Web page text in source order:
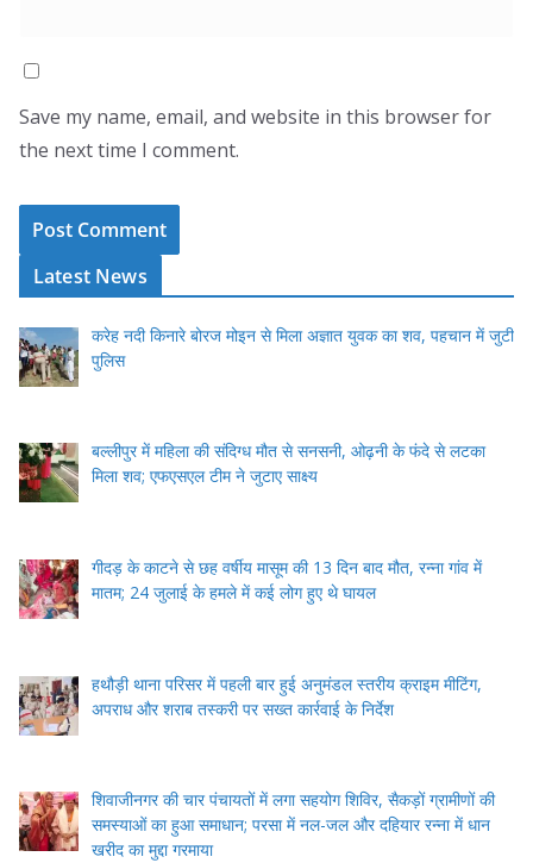
Save my name, email, and website in this browser for
the next time I comment.
Latest News
करेह नदी किनारे बोरज मोइन से मिला अज्ञात युवक का शव, पहचान में जुटी
पुलिस
बल्लीपुर में महिला की संदिग्ध मौत से सनसनी, ओढ़नी के फंदे से लटका
मिला शव; एफएसएल टीम ने जुटाए साक्ष्य
गीदड़ के काटने से छह वर्षीय मासूम की 13 दिन बाद मौत, रन्ना गांव में
मातम; 24 जुलाई के हमले में कई लोग हुए थे घायल
हथौड़ी थाना परिसर में पहली बार हुई अनुमंडल स्तरीय क्राइम मीटिंग,
अपराध और शराब तस्करी पर सख्त कार्रवाई के निर्देश
शिवाजीनगर की चार पंचायतों में लगा सहयोग शिविर, सैकड़ों ग्रामीणों की
समस्याओं का हुआ समाधान; परसा में नल-जल और दहियार रन्ना में धान
खरीद का मुद्दा गरमाया